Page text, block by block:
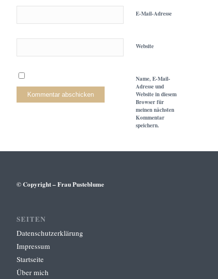
E-Mail-Adresse
Website
Name, E-Mail-
Adresse und
Website in diesem
Browser für
meinen nächsten
Kommentar
speichern.
© Copyright – Frau Pusteblume
SEITEN
Datenschutzerklärung
Impressum
Startseite
Über mich